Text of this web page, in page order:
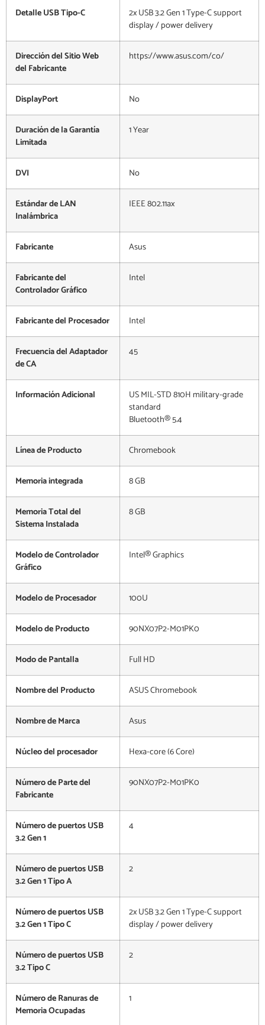
Detalle USB Tipo-C
2x USB 3.2 Gen 1 Type-C support
display / power delivery
Dirección del Sitio Web
del Fabricante
https://www.asus.com/co/
DisplayPort No
Duración de la Garantía
Limitada
1 Year
DVI No
Estándar de LAN
Inalámbrica
IEEE 802.11ax
Fabricante Asus
Fabricante del
Controlador Gráfico
Intel
Fabricante del Procesador Intel
Frecuencia del Adaptador
de CA
45
Información Adicional
US MIL-STD 810H military-grade
standard
Bluetooth® 5.4
Línea de Producto Chromebook
Memoria integrada 8 GB
Memoria Total del
Sistema Instalada
8 GB
Modelo de Controlador
Gráfico
Intel® Graphics
Modelo de Procesador 100U
Modelo de Producto 90NX07P2-M01PK0
Modo de Pantalla Full HD
Nombre del Producto ASUS Chromebook
Nombre de Marca Asus
Núcleo del procesador Hexa-core (6 Core)
Número de Parte del
Fabricante
90NX07P2-M01PK0
Número de puertos USB
3.2 Gen 1
4
Número de puertos USB
3.2 Gen 1 Tipo A
2
Número de puertos USB
3.2 Gen 1 Tipo C
2x USB 3.2 Gen 1 Type-C support
display / power delivery
Número de puertos USB
3.2 Tipo C
2
Número de Ranuras de
Memoria Ocupadas
1